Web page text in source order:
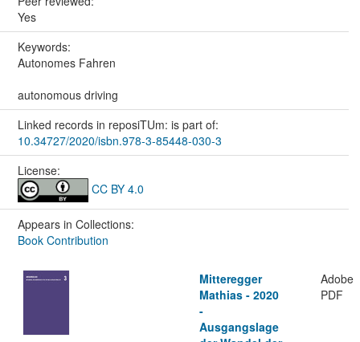
Yes
Keywords:
Autonomes Fahren
autonomous driving
Linked records in reposiTUm: is part of:
10.34727/2020/isbn.978-3-85448-030-3
License:
CC BY 4.0
Appears in Collections:
Book Contribution
Mitteregger
Mathias - 2020
-
Ausgangslage
Adobe
PDF